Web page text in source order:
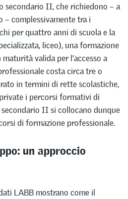
secondario II, che richiedono – a
– complessivamente tra i
per quattro anni di scuola e la
liceo), una formazione
valida per l’accesso a
costa circa tre o
in termini di rette scolastiche,
i percorsi formativi di
II si collocano dunque
di formazione professionale.
un approccio
LABB mostrano come il